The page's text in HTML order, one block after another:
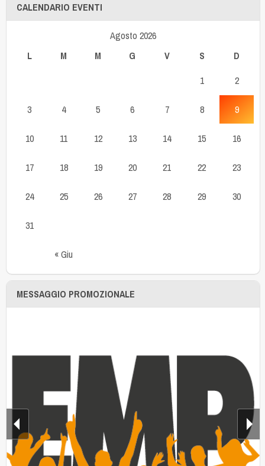
CALENDARIO EVENTI
Agosto 2026
L
M M G V S D
« Giu
1 2
3 4 5 6 7 8 9
10 11 12 13 14 15 16
17 18 19 20 21 22 23
24 25 26 27 28 29 30
31
MESSAGGIO PROMOZIONALE